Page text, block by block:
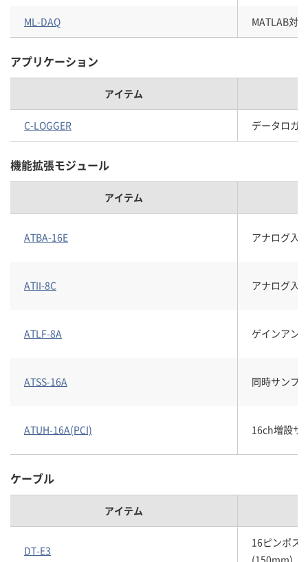
ML-DAQ MATLAB対
アプリケーション
アイテム
C-LOGGER データロガ
機能拡張モジュール
アイテム
ATBA-16E アナログ入
ATII-8C アナログ入
ATLF-8A ゲインアン
ATSS-16A 同時サンプ
ATUH-16A(PCI) 16ch増設サ
ケーブル
アイテム
DT-E3
16ピンポス
(150mm)